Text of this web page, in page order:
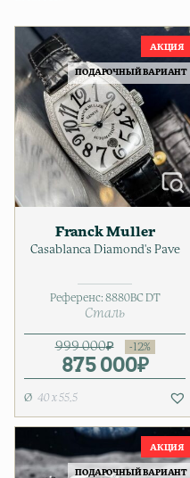
ПОДАРОЧНЫЙ ВАРИАНТ
Franck Muller
Casablanca Diamond's Pave
Референс: 8880BC DT
Сталь
999 000₽
875 000₽
40 x 55,5
ПОДАРОЧНЫЙ ВАРИАНТ